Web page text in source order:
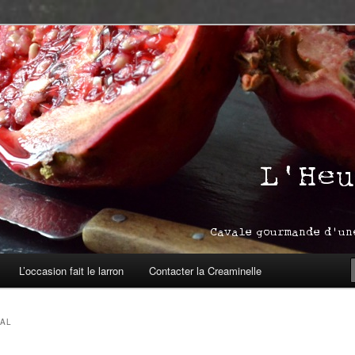
L’occasion fait le larron Contacter la Creaminelle